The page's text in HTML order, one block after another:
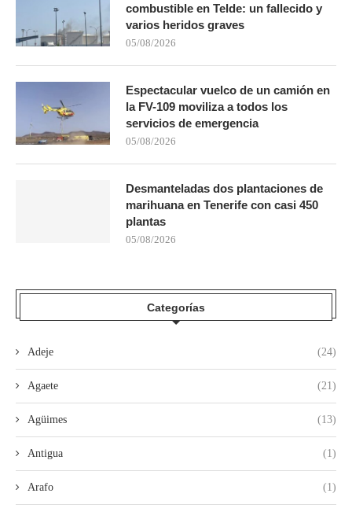
combustible en Telde: un fallecido y
varios heridos graves
05/08/2026
Espectacular vuelco de un camión en
la FV-109 moviliza a todos los
servicios de emergencia
05/08/2026
Desmanteladas dos plantaciones de
marihuana en Tenerife con casi 450
plantas
05/08/2026
Categorías
Adeje (24)
Agaete (21)
Agüimes (13)
Antigua (1)
Arafo (1)